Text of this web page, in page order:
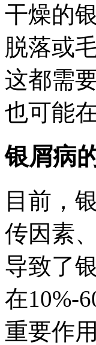
干燥的
脱落或
这都需
也可能
银屑病
目前，
传因素
导致了
在10%-
重要作